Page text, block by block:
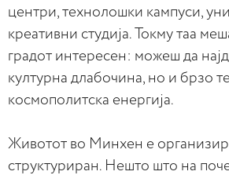
центри, технолошки кампуси,
креативни студија. Токму таа
градот интересен: можеш да
културна длабочина, но и брзо
космополитска енергија.
Животот во Минхен е
структуриран. Нешто што на